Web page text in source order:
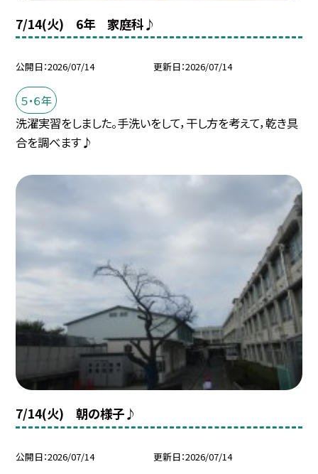
7/14(火) 6年 家庭科♪
公開日 2026/07/14 更新日 2026/07/14
５・６年
洗濯実習をしました。手洗いをして，干し方を考えて，乾き具
合を調べます♪
7/14(火) 朝の様子♪
公開日 2026/07/14 更新日 2026/07/14